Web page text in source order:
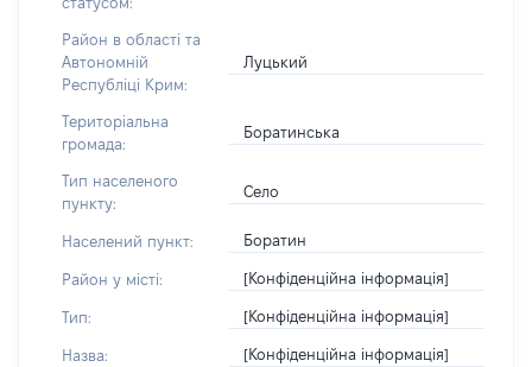
Район в області та
Автономній
Республіці Крим:
Луцький
Територіальна
громада:
Боратинська
Тип населеного
пункту:
Село
Населений пункт: Боратин
Район у місті: [Конфіденційна інформація]
Тип: [Конфіденційна інформація]
Назва: [Конфіденційна інформація]